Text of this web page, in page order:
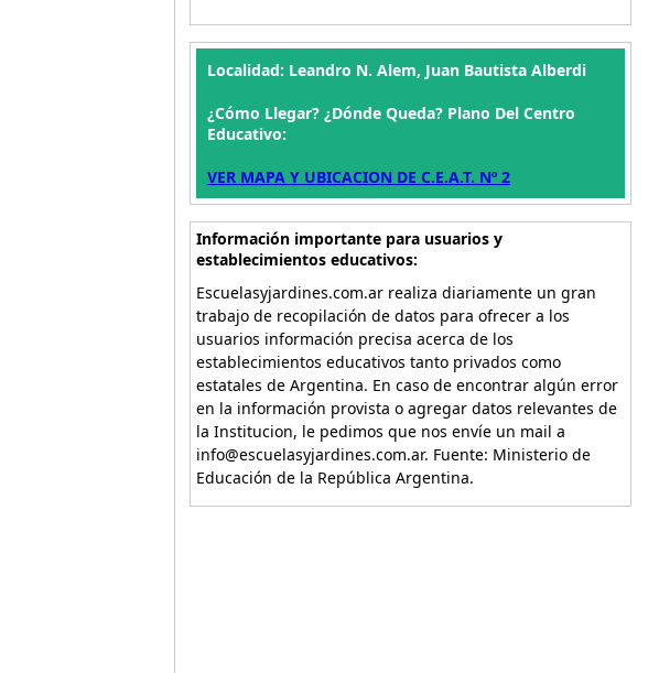
Localidad: Leandro N. Alem, Juan Bautista Alberdi
¿Cómo Llegar? ¿Dónde Queda? Plano Del Centro
Educativo:
VER MAPA Y UBICACION DE C.E.A.T. Nº 2
Información importante para usuarios y
establecimientos educativos:
Escuelasyjardines.com.ar realiza diariamente un gran
trabajo de recopilación de datos para ofrecer a los
usuarios información precisa acerca de los
establecimientos educativos tanto privados como
estatales de Argentina. En caso de encontrar algún error
en la información provista o agregar datos relevantes de
la Institucion, le pedimos que nos envíe un mail a
info@escuelasyjardines.com.ar. Fuente: Ministerio de
Educación de la República Argentina.